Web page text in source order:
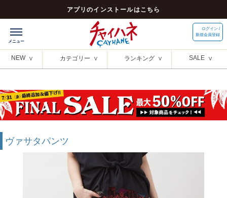
アプリのインストールはこちら
ログイン /
新規会員登録
NEW カテゴリー ランキング SALE
ヴァサタパンツ